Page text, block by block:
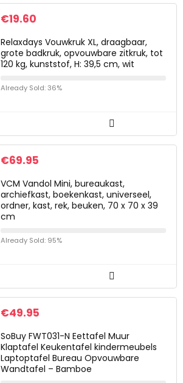
€19.60
Relaxdays Vouwkruk XL, draagbaar,
grote badkruk, opvouwbare zitkruk, tot
120 kg, kunststof, H: 39,5 cm, wit
Already Sold: 36%
€69.95
VCM Vandol Mini, bureaukast,
archiefkast, boekenkast, universeel,
ordner, kast, rek, beuken, 70 x 70 x 39
cm
Already Sold: 95%
€49.95
SoBuy FWT031-N Eettafel Muur
Klaptafel Keukentafel kindermeubels
Laptoptafel Bureau Opvouwbare
Wandtafel – Bamboe